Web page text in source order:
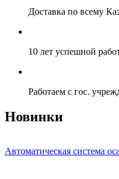
Доставка по всему
10 лет успешной
Работаем с гос.
Новинки
Автоматическая система